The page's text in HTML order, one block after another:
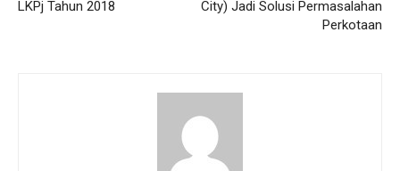
LKPj Tahun 2018
City) Jadi Solusi Permasalahan
Perkotaan